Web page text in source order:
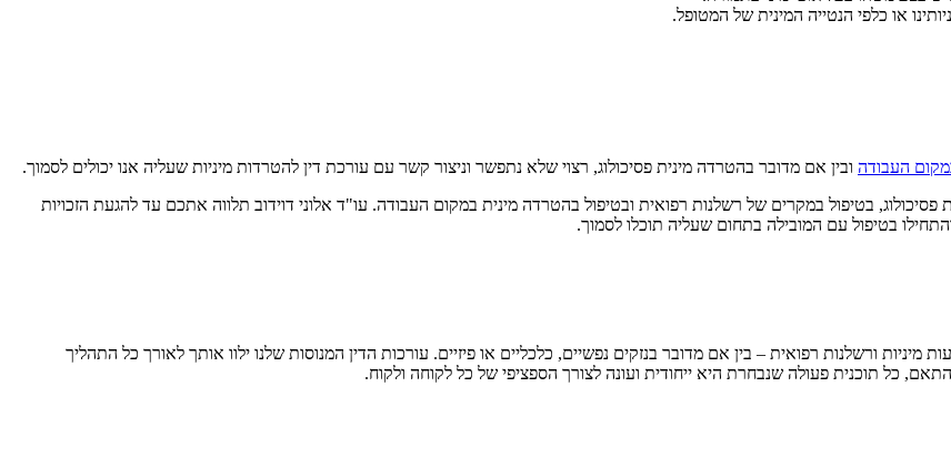
או כלפי הנטייה המינית של המטופל.
העבודה ובין אם מדובר בהטרדה מינית פסיכולוג, רצוי שלא נתפשר וניצור קשר עם עורכת דין להטרדות מיניות שעליה אנו יכולים לסמוך.
פסיכולוג, בטיפול במקרים של רשלנות רפואית ובטיפול בהטרדה מינית במקום העבודה. עו"ד אלוני דוידוב תלווה אתכם עד להגעת הזכויות
בטיפול עם המובילה בתחום שעליה תוכלו לסמוך.
מיניות ורשלנות רפואית – בין אם מדובר בנזקים נפשיים, כלכליים או פיזיים. עורכות הדין המנוסות שלנו ילוו אותך לאורך כל התהליך
כל תוכנית פעולה שנבחרת היא ייחודית ועונה לצורך הספציפי של כל לקוחה ולקוח.